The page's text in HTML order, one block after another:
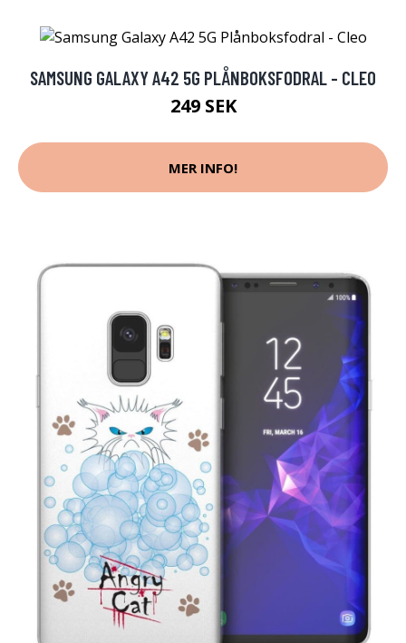
SAMSUNG GALAXY A42 5G PLÅNBOKSFODRAL - CLEO
249 SEK
MER INFO!